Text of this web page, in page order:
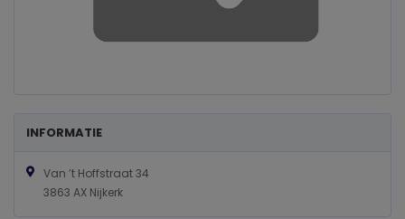
INFORMATIE
Van ’t Hoffstraat 34
3863 AX Nijkerk